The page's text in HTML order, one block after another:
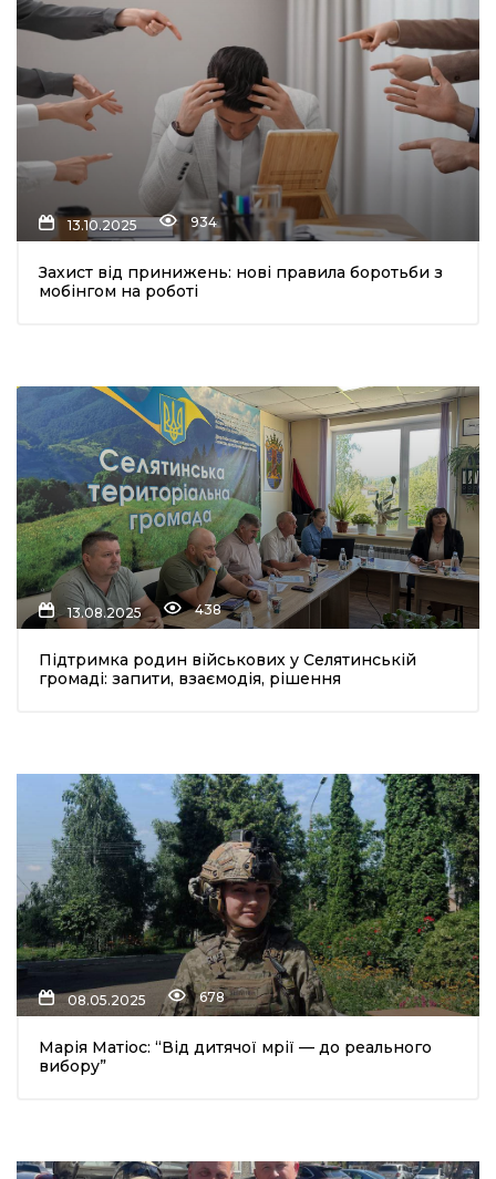
13.10.2025 934
Захист від принижень: нові правила боротьби з
мобінгом на роботі
13.08.2025 438
Підтримка родин військових у Селятинській
громаді: запити, взаємодія, рішення
08.05.2025 678
Марія Матіос: “Від дитячої мрії — до реального
вибору”